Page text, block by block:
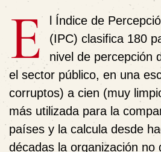
E
l Índice de
(IPC) clasifica 180
nivel de percepción
el sector público, en una
corruptos) a cien (muy
más utilizada para la
países y la calcula desde
décadas la organización no